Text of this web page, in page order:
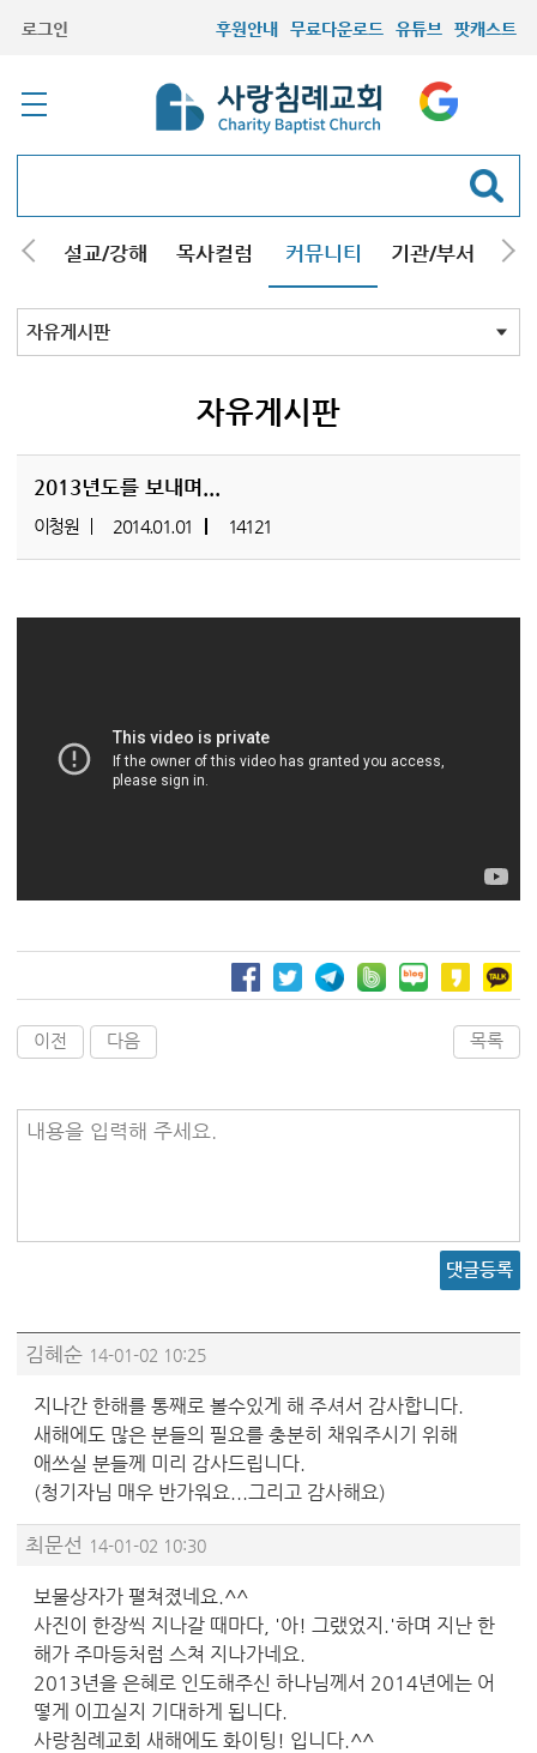
로그인 후원안내 무료다운로드 유튜브 팟캐스트
내 설교/강해 목사컬럼 커뮤니티 기관/부서 선
최근등록자료
자유게시판
자유게시판
2013년도를 보내며...
이청원 2014.01.01 14121
이전 다음 목록
내용을 입력해 주세요.
댓글등록
김혜순 14-01-02 10:25
지나간 한해를 통째로 볼수있게 해 주셔서 감사합니다.
새해에도 많은 분들의 필요를 충분히 채워주시기 위해
애쓰실 분들께 미리 감사드립니다.
(청기자님 매우 반가워요...그리고 감사해요)
최문선 14-01-02 10:30
보물상자가 펼쳐졌네요.^^
사진이 한장씩 지나갈 때마다, '아! 그랬었지.'하며 지난 한
해가 주마등처럼 스쳐 지나가네요.
2013년을 은혜로 인도해주신 하나님께서 2014년에는 어
떻게 이끄실지 기대하게 됩니다.
사랑침례교회 새해에도 화이팅! 입니다.^^